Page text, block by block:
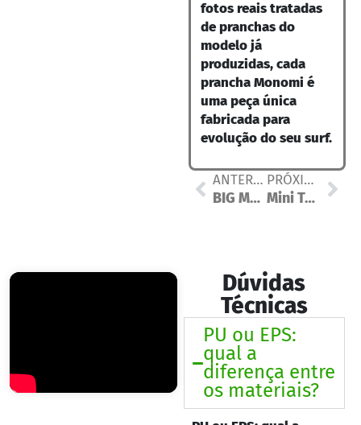
fotos reais tratadas
de pranchas do
modelo já
produzidas, cada
prancha Monomi é
uma peça única
fabricada para
evolução do seu surf.
ANTERIOR
BIG MOON
PRÓXIMO
Mini Tank XCarbon
Dúvidas
Técnicas
PU ou EPS:
qual a
diferença entre
os materiais?